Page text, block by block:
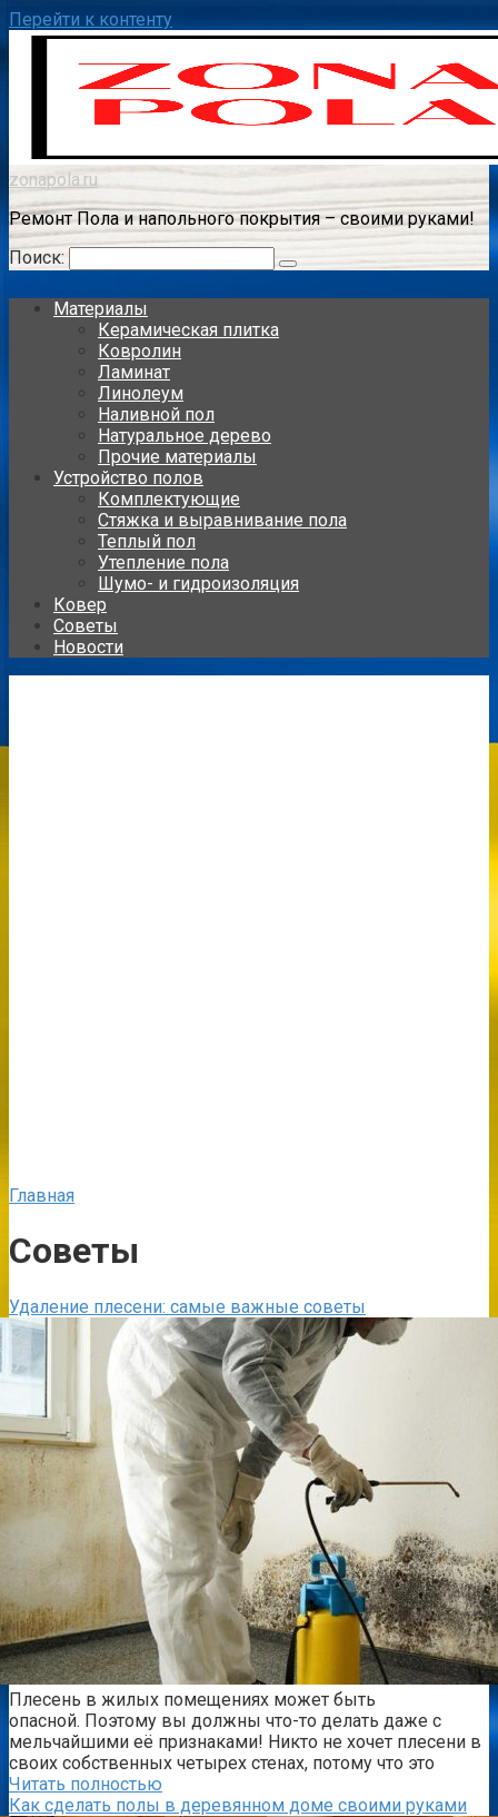
Перейти к контенту
zonapola.ru
Ремонт Пола и напольного покрытия – своими руками!
Поиск:
Материалы
Керамическая плитка
Ковролин
Ламинат
Линолеум
Наливной пол
Натуральное дерево
Прочие материалы
Устройство полов
Комплектующие
Стяжка и выравнивание пола
Теплый пол
Утепление пола
Шумо- и гидроизоляция
Ковер
Советы
Новости
Главная
Советы
Удаление плесени: самые важные cоветы
Плесень в жилых помещениях может быть
опасной. Поэтому вы должны что-то делать даже с
мельчайшими её признаками! Никто не хочет плесени в
своих собственных четырех стенах, потому что это
Читать полностью
Как сделать полы в деревянном доме своими руками